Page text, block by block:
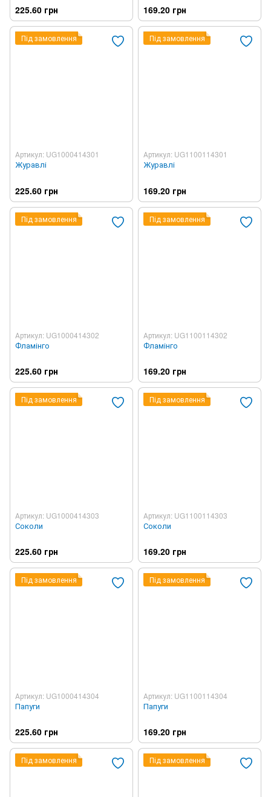
225.60 грн 169.20 грн
Під замовлення
Артикул: UG1000414301
Журавлі
225.60 грн
Під замовлення
Артикул: UG1100114301
Журавлі
169.20 грн
Під замовлення
Артикул: UG1000414302
Фламінго
225.60 грн
Під замовлення
Артикул: UG1100114302
Фламінго
169.20 грн
Під замовлення
Артикул: UG1000414303
Соколи
225.60 грн
Під замовлення
Артикул: UG1100114303
Соколи
169.20 грн
Під замовлення
Артикул: UG1000414304
Папуги
225.60 грн
Під замовлення
Артикул: UG1100114304
Папуги
169.20 грн
Під замовлення Під замовлення